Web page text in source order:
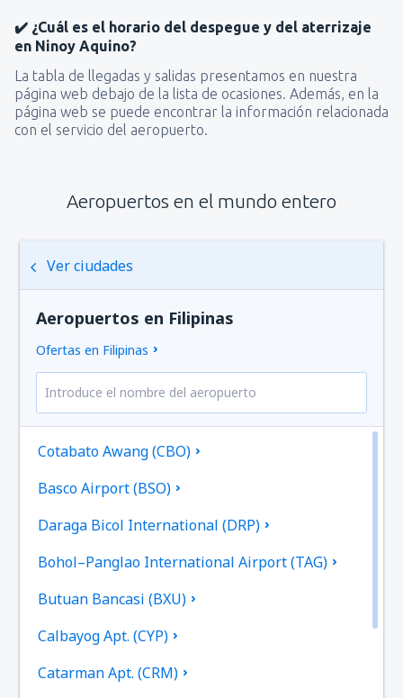
✔️ ¿Cuál es el horario del despegue y del aterrizaje
en Ninoy Aquino?
La tabla de llegadas y salidas presentamos en nuestra
página web debajo de la lista de ocasiones. Además, en la
página web se puede encontrar la información relacionada
con el servicio del aeropuerto.
Aeropuertos en el mundo entero
Ver ciudades
Aeropuertos en Filipinas
Ofertas en Filipinas
Cotabato Awang (CBO)
Basco Airport (BSO)
Daraga Bicol International (DRP)
Bohol–Panglao International Airport (TAG)
Butuan Bancasi (BXU)
Calbayog Apt. (CYP)
Catarman Apt. (CRM)